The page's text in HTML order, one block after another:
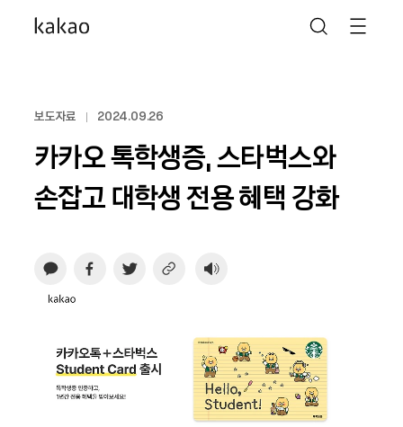
보도자료 2024.09.26
카카오 톡학생증, 스타벅스와
손잡고 대학생 전용 혜택 강화